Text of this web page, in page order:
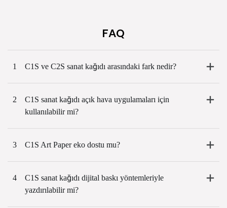
FAQ
1 C1S ve C2S sanat kağıdı arasındaki fark nedir?
2
C1S sanat kağıdı açık hava uygulamaları için
kullanılabilir mi?
3 C1S Art Paper eko dostu mu?
4
C1S sanat kağıdı dijital baskı yöntemleriyle
yazdırılabilir mi?